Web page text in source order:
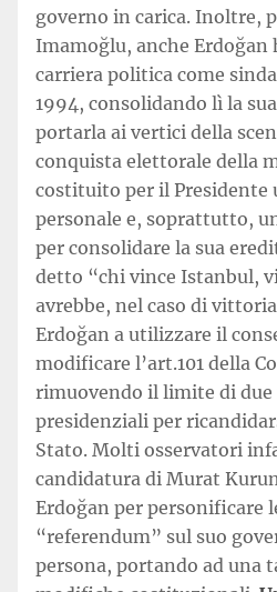
governo in carica. Inoltre,
Imamoğlu, anche Erdoğan
carriera politica come
1994, consolidando lì la
portarla ai vertici della
conquista elettorale della
costituito per il Presidente
personale e, soprattutto,
per consolidare la sua
detto “chi vince Istanbul,
avrebbe, nel caso di
Erdoğan a utilizzare il
modificare l’art.101 della
rimuovendo il limite di
presidenziali per
Stato. Molti osservatori
candidatura di Murat
Erdoğan per personificare
“referendum” sul suo
persona, portando ad una